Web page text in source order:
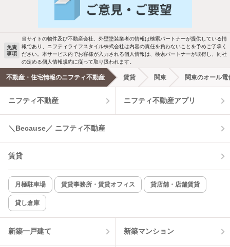
免責
事項
当サイトの物件及び不動産会社、外壁塗装業者の情報は検索パートナーが提供している情
報であり、ニフティライフスタイル株式会社は内容の責任を負わないことを予めご了承く
ださい。本サービス内でお客様が入力される個人情報は、検索パートナーが取得し、同社
の定める個人情報規約に従って取り扱われます。
不動産・住宅情報のニフティ不動産 賃貸 関東 関東のオール
ニフティ不動産 ニフティ不動産アプリ
＼Because／ ニフティ不動産
賃貸
月極駐車場 賃貸事務所・賃貸オフィス 貸店舗・店舗賃貸
貸し倉庫
新築一戸建て 新築マンション